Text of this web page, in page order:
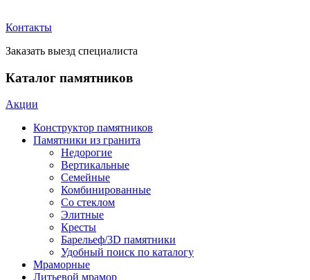
Контакты
Заказать выезд специалиста
Каталог памятников
Акции
Конструктор памятников
Памятники из гранита
Недорогие
Вертикальные
Семейные
Комбинированные
Со стеклом
Элитные
Кресты
Барельеф/3D памятники
Удобный поиск по каталогу
Мраморные
Литьевой мрамор